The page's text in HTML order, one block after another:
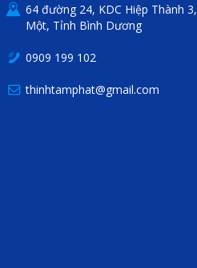
64 đường 24, KDC Hiệp Thành
Một, Tỉnh Bình Dương
0909 199 102
thinhtamphat@gmail.com